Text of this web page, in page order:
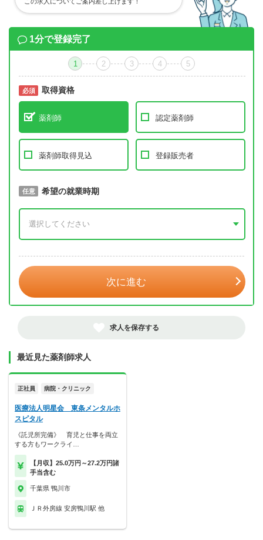
1分で登録完了
1 2 3 4 5
必須 取得資格
薬剤師 認定薬剤師
薬剤師取得見込 登録販売者
必須 取得予定年
任意 希望の就業時期
次に進む
求人を保存する
最近見た薬剤師求人
正社員 病院・クリニック
医療法人明星会 東条メンタルホ
スピタル
《託児所完備》 育児と仕事を両立
する方もワークライ…
【月収】25.0万円～27.2万円諸
手当含む
千葉県 鴨川市
ＪＲ外房線 安房鴨川駅 他